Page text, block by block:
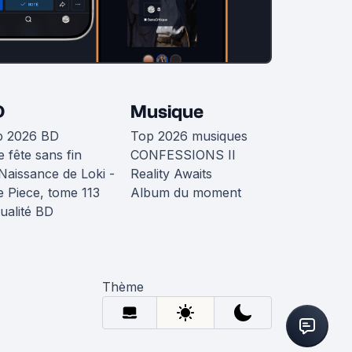
2026 BD
fête sans fin
de Loki -
Piece, tome 113
BD
Musique
Top 2026 musiques
CONFESSIONS II
Reality Awaits
Album du moment
Thème